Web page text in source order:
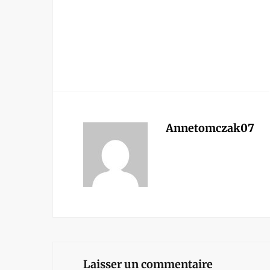
Annetomczak07
Laisser un commentaire